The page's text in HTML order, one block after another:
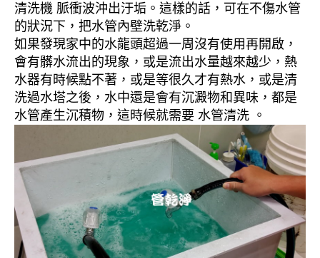
清洗機 脈衝波沖出汙垢。這樣的話，可在不傷水管
的狀況下，把水管內壁洗乾淨。
如果發現家中的水龍頭超過一周沒有使用再開啟，
會有髒水流出的現象，或是流出水量越來越少，熱
水器有時候點不著，或是等很久才有熱水，或是清
洗過水塔之後，水中還是會有沉澱物和異味，都是
水管產生沉積物，這時候就需要 水管清洗 。